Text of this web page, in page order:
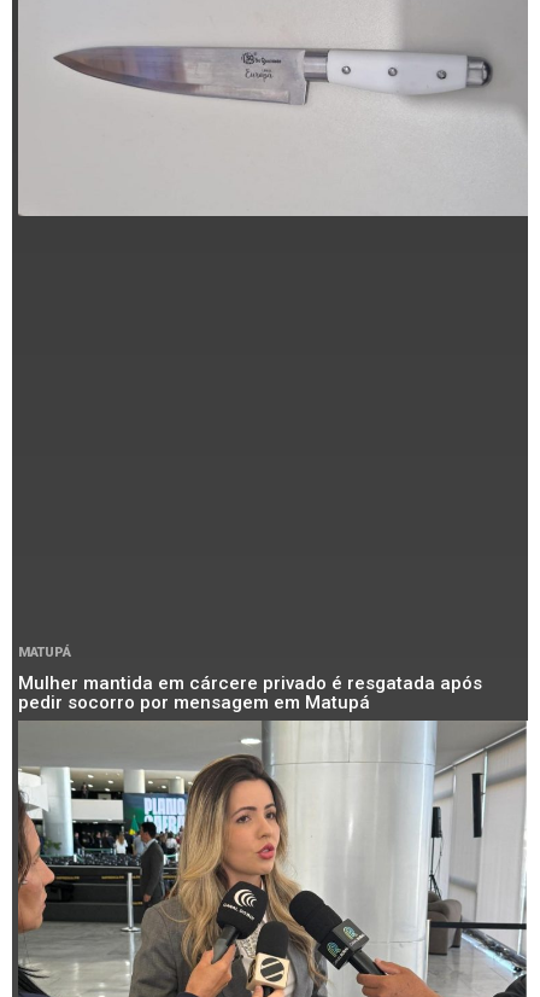
MATUPÁ
Mulher mantida em cárcere privado é resgatada após
pedir socorro por mensagem em Matupá